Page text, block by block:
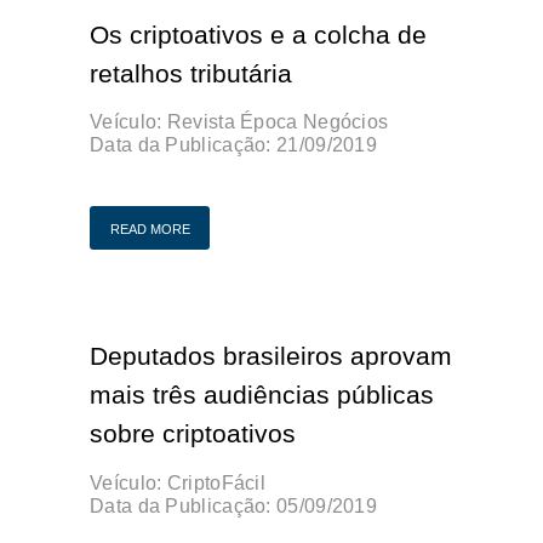
Os criptoativos e a colcha de
retalhos tributária
Veículo: Revista Época Negócios
Data da Publicação: 21/09/2019
READ MORE
Deputados brasileiros aprovam
mais três audiências públicas
sobre criptoativos
Veículo: CriptoFácil
Data da Publicação: 05/09/2019